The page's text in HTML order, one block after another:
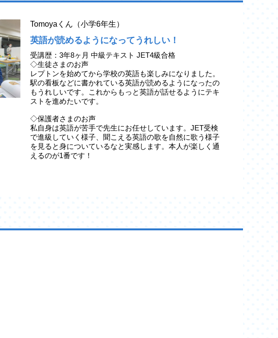
Tomoyaくん（小学6年生）
英語が読めるようになってうれしい！
受講歴：3年8ヶ月 中級テキスト JET4級合格
◇生徒さまのお声
レプトンを始めてから学校の英語も楽しみになりました。
駅の看板などに書かれている英語が読めるようになったの
もうれしいです。これからもっと英語が話せるようにテキ
ストを進めたいです。
◇保護者さまのお声
私自身は英語が苦手で先生にお任せしています。JET受検
で進級していく様子、聞こえる英語の歌を自然に歌う様子
を見ると身についているなと実感します。本人が楽しく通
えるのが1番です！